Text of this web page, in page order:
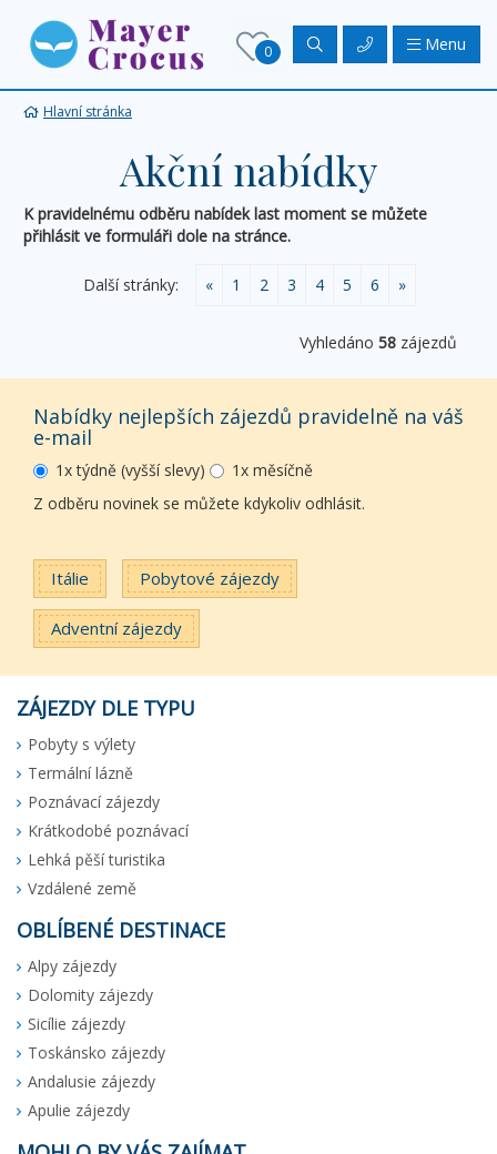
0 Menu
Hlavní stránka
Akční nabídky
K pravidelnému odběru nabídek last moment se můžete
přihlásit ve formuláři dole na stránce.
Další stránky: « 1 2 3 4 5 6 »
Vyhledáno 58 zájezdů
Nabídky nejlepších zájezdů pravidelně na váš
e-mail
1x týdně (vyšší slevy)
1x měsíčně
Z odběru novinek se můžete kdykoliv odhlásit.
Itálie Pobytové zájezdy
Adventní zájezdy
ZÁJEZDY DLE TYPU
Pobyty s výlety
Termální lázně
Poznávací zájezdy
Krátkodobé poznávací
Lehká pěší turistika
Vzdálené země
OBLÍBENÉ DESTINACE
Alpy zájezdy
Dolomity zájezdy
Sicílie zájezdy
Toskánsko zájezdy
Andalusie zájezdy
Apulie zájezdy